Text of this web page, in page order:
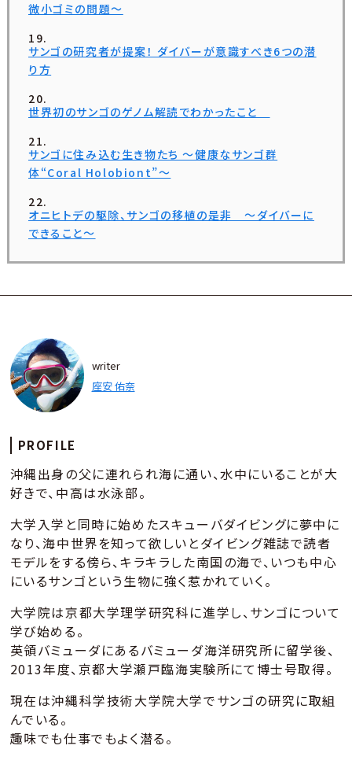
微小ゴミの問題～
サンゴの研究者が提案！ ダイバーが意識すべき6つの潜
り方
世界初のサンゴのゲノム解読でわかったこと
サンゴに住み込む生き物たち ～健康なサンゴ群
体“Coral Holobiont”～
オニヒトデの駆除、サンゴの移植の是非 ～ダイバーに
できること～
writer
座安 佑奈
PROFILE
沖縄出身の父に連れられ海に通い、水中にいることが大
好きで、中高は水泳部。
大学入学と同時に始めたスキューバダイビングに夢中に
なり、海中世界を知って欲しいとダイビング雑誌で読者
モデルをする傍ら、キラキラした南国の海で、いつも中心
にいるサンゴという生物に強く惹かれていく。
大学院は京都大学理学研究科に進学し、サンゴについて
学び始める。
英領バミューダにあるバミューダ海洋研究所に留学後、
2013年度、京都大学瀬戸臨海実験所にて博士号取得。
現在は沖縄科学技術大学院大学でサンゴの研究に取組
んでいる。
趣味でも仕事でもよく潜る。